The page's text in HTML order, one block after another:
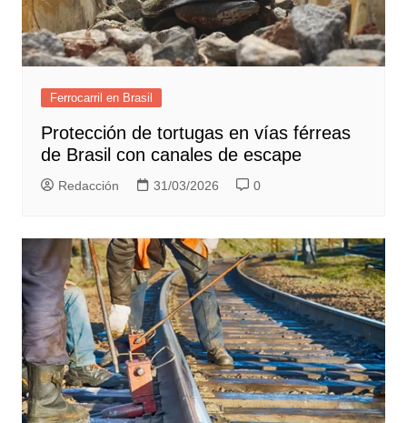
Ferrocarril en Brasil
Protección de tortugas en vías férreas
de Brasil con canales de escape
Redacción 31/03/2026 0